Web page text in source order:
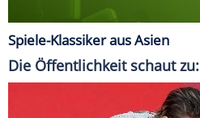
Spiele-Klassiker aus Asien
Die Öffentlichkeit schaut zu: